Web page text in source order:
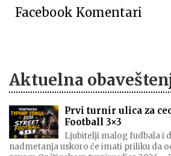
Facebook Komentari
Aktuelna
Prvi turnir ulica za
Football 3×3
Ljubitelji malog fudbala i
nadmetanja uskoro će imati priliku da